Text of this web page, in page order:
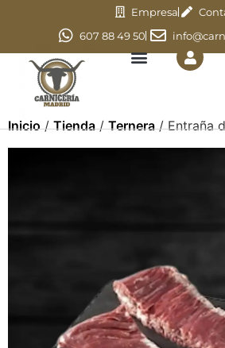
Empresa
607 88 49 50
Inicio/Tienda/Ternera/ Entraña